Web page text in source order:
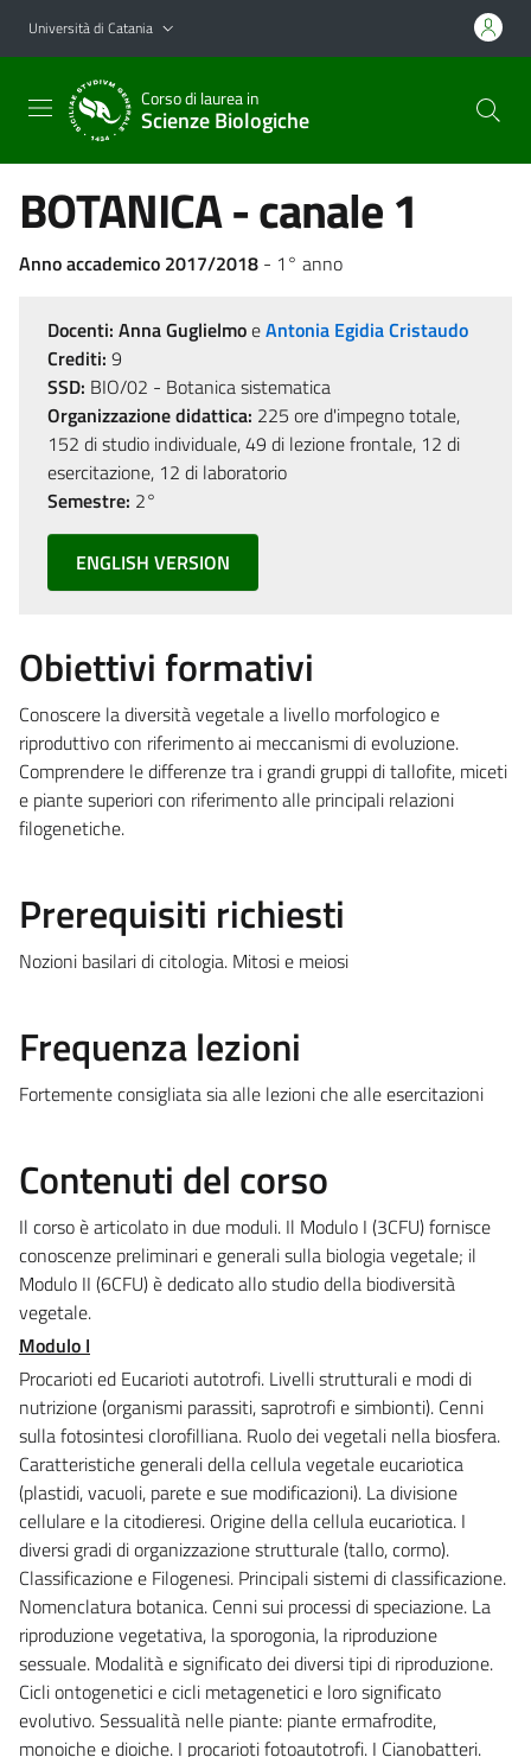
Vai al contenuto principale
Vai al menu di navigazione
Università di Catania
Corso di laurea in
Scienze Biologiche
BOTANICA - canale 1
Anno accademico 2017/2018 - 1° anno
Docenti: Anna GuglielmoeAntonia Egidia Cristaudo
Crediti: 9
SSD: BIO/02 - Botanica sistematica
Organizzazione didattica: 225 ore d'impegno totale,
152 di studio individuale, 49 di lezione frontale, 12 di
esercitazione, 12 di laboratorio
Semestre: 2°
ENGLISH VERSION
Obiettivi formativi
Conoscere la diversità vegetale a livello morfologico e
riproduttivo con riferimento ai meccanismi di evoluzione.
Comprendere le differenze tra i grandi gruppi di tallofite, miceti
e piante superiori con riferimento alle principali relazioni
filogenetiche.
Prerequisiti richiesti
Nozioni basilari di citologia. Mitosi e meiosi
Frequenza lezioni
Fortemente consigliata sia alle lezioni che alle esercitazioni
Contenuti del corso
Il corso è articolato in due moduli. Il Modulo I (3CFU) fornisce
conoscenze preliminari e generali sulla biologia vegetale; il
Modulo II (6CFU) è dedicato allo studio della biodiversità
vegetale.
Modulo I
Procarioti ed Eucarioti autotrofi. Livelli strutturali e modi di
nutrizione (organismi parassiti, saprotrofi e simbionti). Cenni
sulla fotosintesi clorofilliana. Ruolo dei vegetali nella biosfera.
Caratteristiche generali della cellula vegetale eucariotica
(plastidi, vacuoli, parete e sue modificazioni). La divisione
cellulare e la citodieresi. Origine della cellula eucariotica. I
diversi gradi di organizzazione strutturale (tallo, cormo).
Classificazione e Filogenesi. Principali sistemi di classificazione.
Nomenclatura botanica. Cenni sui processi di speciazione. La
riproduzione vegetativa, la sporogonia, la riproduzione
sessuale. Modalità e significato dei diversi tipi di riproduzione.
Cicli ontogenetici e cicli metagenetici e loro significato
evolutivo. Sessualità nelle piante: piante ermafrodite,
monoiche e dioiche. I procarioti fotoautotrofi. I Cianobatteri.